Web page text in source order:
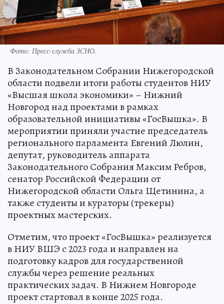
Фото: Пресс-служба ЗСНО.
В Законодательном Собрании Нижегородской
области подвели итоги работы студентов НИУ
«Высшая школа экономики» – Нижний
Новгород над проектами в рамках
образовательной инициативы «ГосВышка». В
мероприятии приняли участие председатель
регионального парламента Евгений Люлин,
депутат, руководитель аппарата
Законодательного Собрания Максим Ребров,
сенатор Российской Федерации от
Нижегородской области Ольга Щетинина, а
также студенты и кураторы (трекеры)
проектных мастерских.
Отметим, что проект «ГосВышка» реализуется
в НИУ ВШЭ с 2023 года и направлен на
подготовку кадров для государственной
службы через решение реальных
практических задач. В Нижнем Новгороде
проект стартовал в конце 2025 года.